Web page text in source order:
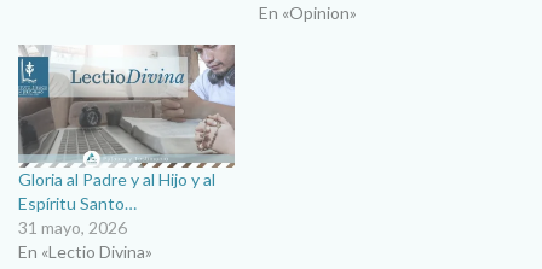
En «Opinion»
Gloria al Padre y al Hijo y al
Espíritu Santo…
31 mayo, 2026
En «Lectio Divina»